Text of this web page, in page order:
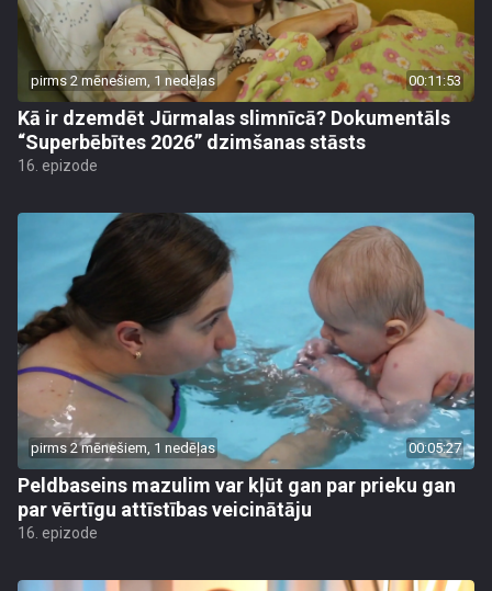
pirms 2 mēnešiem, 1 nedēļas 00:11:53
Kā ir dzemdēt Jūrmalas slimnīcā? Dokumentāls
“Superbēbītes 2026” dzimšanas stāsts
16. epizode
pirms 2 mēnešiem, 1 nedēļas 00:05:27
Peldbaseins mazulim var kļūt gan par prieku gan
par vērtīgu attīstības veicinātāju
16. epizode